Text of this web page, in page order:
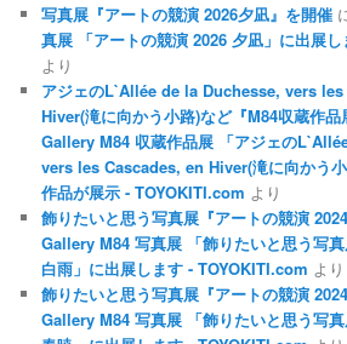
写真展『アートの競演 2026夕凪』を開催
真展 「アートの競演 2026 夕凪」に出展
より
アジェのL`Allée de la Duchesse, vers
Hiver(滝に向かう小路)など『M84収蔵作品
Gallery M84 収蔵作品展 「アジェの
vers les Cascades, en Hiver(滝に向かう
作品が展示 - TOYOKITI.com より
飾りたいと思う写真展『アートの競演
Gallery M84 写真展 「飾りたいと思う写
白雨」に出展します - TOYOKITI.com より
飾りたいと思う写真展『アートの競演
Gallery M84 写真展 「飾りたいと思う写